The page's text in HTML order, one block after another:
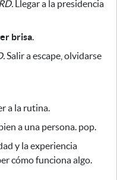
RD. Llegar a la presidencia
brisa.
Salir a escape, olvidarse
a la rutina.
a una persona. pop.
y la experiencia
cómo funciona algo.